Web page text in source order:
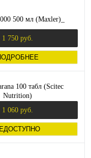
500 мл (Maxler)_
1 750 руб.
100 табл (Scitec
Nutrition)
1 060 руб.